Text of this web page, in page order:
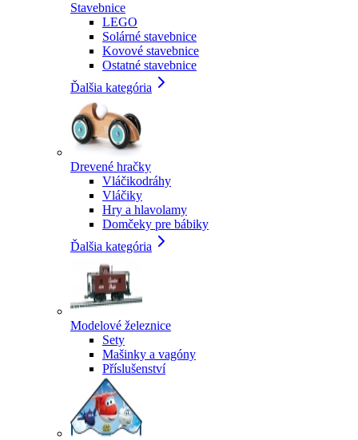
Stavebnice
LEGO
Solárné stavebnice
Kovové stavebnice
Ostatné stavebnice
Ďalšia kategória
Drevené hračky
Vláčikodráhy
Vláčiky
Hry a hlavolamy
Domčeky pre bábiky
Ďalšia kategória
Modelové železnice
Sety
Mašinky a vagóny
Příslušenství